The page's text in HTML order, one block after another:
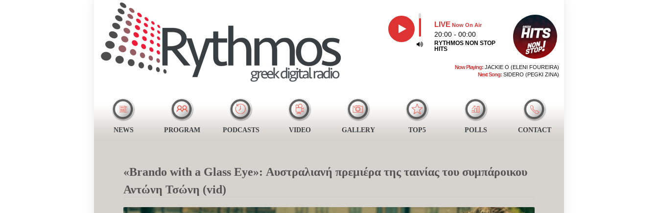
LIVE Now On Air
20:00 - 00:00
RYTHMOS NON STOP
HITS
Now Playing: JACKIE O (ELENI FOUREIRA)
Next Song: SIDERO (PEGKI ZINA)
NEWS PROGRAM PODCASTS VIDEO GALLERY TOP5 POLLS CONTACT
«Brando with a Glass Eye»: Αυστραλιανή πρεμιέρα της ταινίας του συμπάροικου
Αντώνη Τσώνη (vid)